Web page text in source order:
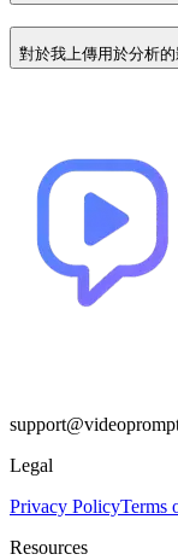
對於我上傳用於分析
Legal
Privacy PolicyTerms
Resources